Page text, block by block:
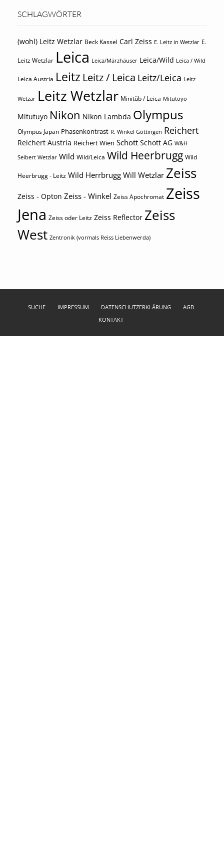
SCHLAGWÖRTER
(wohl) Leitz Wetzlar Beck Kassel Carl Zeiss E. Leitz in Wetzlar E.
Leitz Wetzlar Leica Leica/Märzhäuser Leica/Wild Leica / Wild
Leica Austria Leitz Leitz / Leica Leitz/Leica Leitz
Wetzar Leitz Wetzlar Minitüb / Leica Mitutoyo
Mitutuyo Nikon Nikon Lambda Olympus
Olympus Japan Phasenkontrast R. Winkel Göttingen Reichert
Reichert Austria Reichert Wien Schott Schott AG W&H
Seibert Wetzlar Wild Wild/Leica Wild Heerbrugg Wild
Heerbrugg - Leitz Wild Herrbrugg Will Wetzlar Zeiss
Zeiss - Opton Zeiss - Winkel Zeiss Apochromat Zeiss
Jena Zeiss oder Leitz Zeiss Reflector Zeiss
West Zentronik (vormals Reiss Liebenwerda)
SUCHE IMPRESSUM DATENSCHUTZERKLÄRUNG
AGB
KONTAKT